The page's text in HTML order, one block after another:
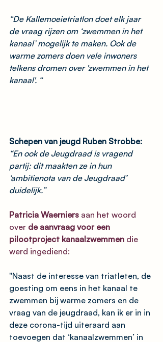
“De Kallemoeietriatlon doet elk jaar
de vraag rijzen om ‘zwemmen in het
kanaal’ mogelijk te maken. Ook de
warme zomers doen vele inwoners
telkens dromen over 'zwemmen in het
kanaal'. “
Schepen van jeugd Ruben Strobbe:
“En ook de Jeugdraad is vragend
partij: dit maakten ze in hun
‘ambitienota van de Jeugdraad’
duidelijk.”
Patricia Waerniers aan het woord
over de aanvraag voor een
pilootproject kanaalzwemmen die
werd ingediend:
"Naast de interesse van triatleten, de
goesting om eens in het kanaal te
zwemmen bij warme zomers en de
vraag van de jeugdraad, kan ik er in in
deze corona-tijd uiteraard aan
toevoegen dat ‘kanaalzwemmen’ in